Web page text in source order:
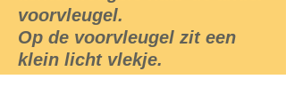
voorvleugel.
Op de voorvleugel zit een
klein licht vlekje.